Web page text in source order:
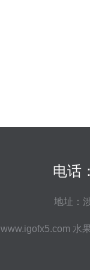
电话
地址：
www.igofx5.com 水